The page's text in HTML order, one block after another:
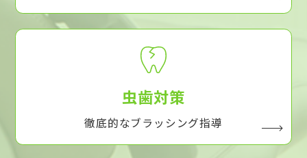
虫歯対策
徹底的なブラッシング指導